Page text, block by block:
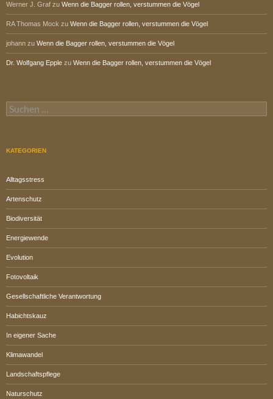
Werner J. Graf zu Wenn die Bagger rollen, verstummen die Vögel
RA Thomas Mock zu Wenn die Bagger rollen, verstummen die Vögel
johann zu Wenn die Bagger rollen, verstummen die Vögel
Dr. Wolfgang Epple zu Wenn die Bagger rollen, verstummen die Vögel
Suchen
nach:
KATEGORIEN
Alltagsstress
Artenschutz
Biodiversität
Energiewende
Evolution
Fotovoltaik
Gesellschaftliche Verantwortung
Habichtskauz
In eigener Sache
Klimawandel
Landschaftspflege
Naturschutz